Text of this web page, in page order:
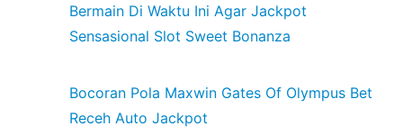
Bermain Di Waktu Ini Agar Jackpot
Sensasional Slot Sweet Bonanza
Bocoran Pola Maxwin Gates Of Olympus Bet
Receh Auto Jackpot